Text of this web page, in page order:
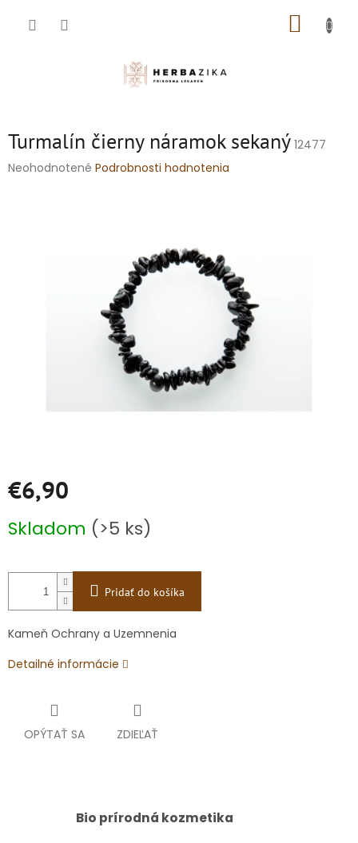
Turmalín čierny náramok sekaný 12477
Priemerné
Neohodnotené Podrobnosti hodnotenia
€6,90
cena:
Skladom (>5 ks)
Pridať do košíka
Kameň Ochrany a Uzemnenia
Detailné informácie
OPÝTAŤ SA ZDIEĽAŤ
Bio prírodná kozmetika